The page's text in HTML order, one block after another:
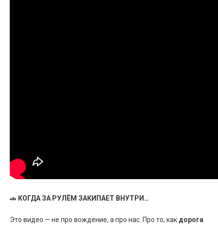
🚗 КОГДА ЗА РУЛЁМ ЗАКИПАЕТ ВНУТРИ…
Это видео — не про вождение, а про нас. Про то, как дорога